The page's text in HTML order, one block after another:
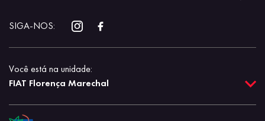
SIGA-NOS:
Você está na unidade:
FIAT Florença Marechal